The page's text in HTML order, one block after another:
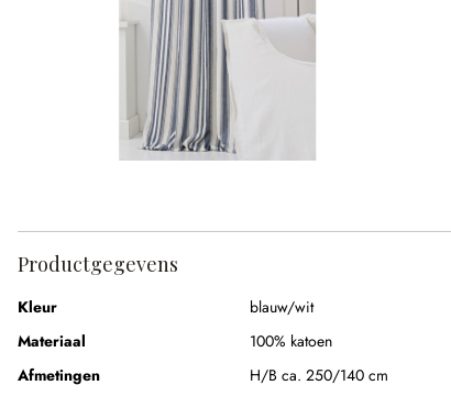
Productgegevens
Kleur
blauw/wit
Materiaal
100% katoen
Afmetingen
H/B ca. 250/140 cm